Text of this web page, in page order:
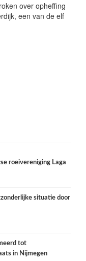
over opheffing
een van de elf
roeivereniging Laga
situatie door
tot
in Nijmegen